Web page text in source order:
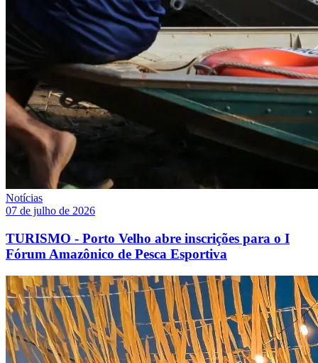
Notícias
07 de julho de 2026
TURISMO - Porto Velho abre inscrições para o I
Fórum Amazônico de Pesca Esportiva